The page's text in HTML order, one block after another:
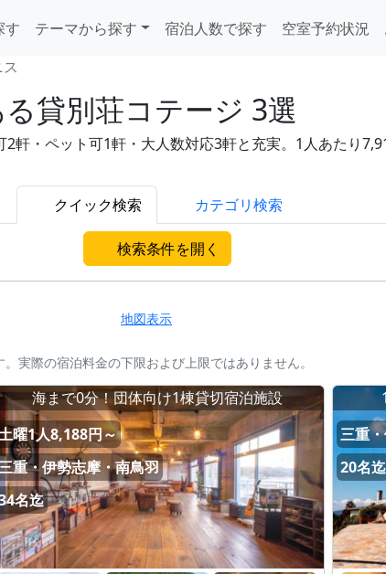
す テーマから探す 宿泊人数で探す 空室予約状況
貸別荘コテージ 3選
軒・ペット可1軒・大人数対応3軒と充実。1人あたり
クイック検索 カテゴリ検索
検索条件を開く
地図表示
実際の宿泊料金の下限および上限ではありません。
海まで0分！団体向け1棟貸切宿泊施設
曜1人8,188円～
重・伊勢志摩・南鳥羽
名迄
三重
20名迄